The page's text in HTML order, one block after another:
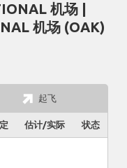
机场 |
机场 (OAK)
起飞
估计/实际 状态